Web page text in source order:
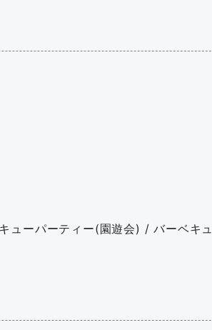
ューパーティー(園遊会) / バーベキ